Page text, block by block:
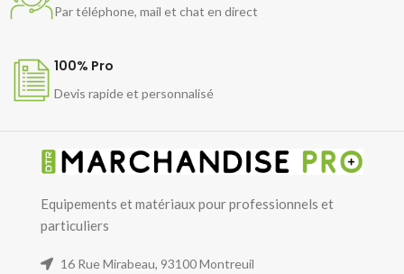
Par téléphone, mail et chat en direct
100% Pro
Devis rapide et personnalisé
Equipements et matériaux pour professionnels et
particuliers
16 Rue Mirabeau, 93100 Montreuil